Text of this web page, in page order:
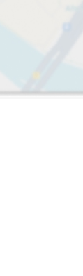
kr
betalning